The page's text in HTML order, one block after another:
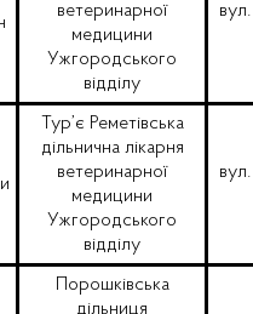
ветеринарної
медицини
Ужгородського
відділу
Тур’є Реметівська
дільнична лікарня
ветеринарної
медицини
Ужгородського
відділу
Порошківська
дільниця